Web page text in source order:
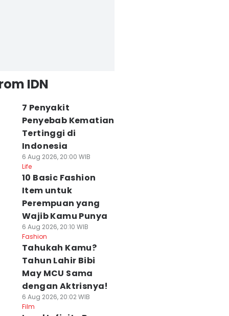
IDN
7 Penyakit
Penyebab Kematian
Tertinggi di
Indonesia
6 Aug 2026, 20:00 WIB
Life
10 Basic Fashion
Item untuk
Perempuan yang
Wajib Kamu Punya
6 Aug 2026, 20:10 WIB
Fashion
Tahukah Kamu?
Tahun Lahir Bibi
May MCU Sama
dengan Aktrisnya!
6 Aug 2026, 20:02 WIB
Film